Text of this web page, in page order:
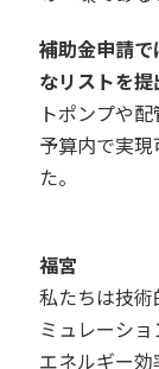
補助金申請
なリストを
トポンプや
予算内で実
た。
福宮
私たちは技
ミュレーシ
エネルギー